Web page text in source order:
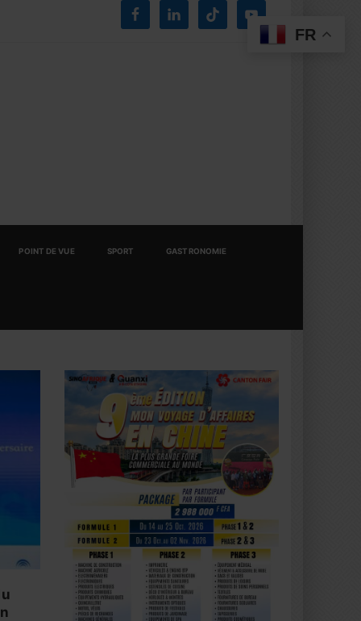
POINT DE VUE SPORT GASTRONOMIE
FR